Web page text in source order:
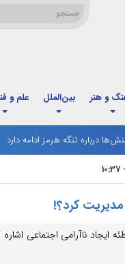
و هنر بین‌الملل علم و
درباره تنگه هرمز ادامه دارد
جدید و تغییر فاصله واریز
مدیریت کرد؟!
در جنگ ۱۲ روزه به خنثی‌سازی توطئه ایجاد ناآرامی